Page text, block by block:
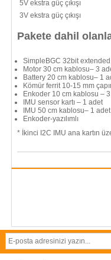
5V ekstra güç çıkışı
3V ekstra güç çıkışı
Pakete dahil
SimpleBGC 32bit
Motor 30 cm kablosu– 3
Battery 20 cm kablosu– 1
Kömür ferrit 10-15 mm
Enkoder 10 cm kablosu –
IMU sensor kartı – 1 adet
IMU 50 cm kablosu– 1 adet
Enkoder-yazılımlı
* İkinci I2C IMU ana kartın